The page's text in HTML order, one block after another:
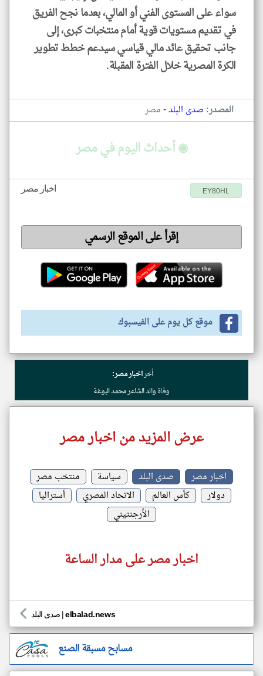
سواء على المستوى الفني أو المالي، بعدما نجح الفريق
في تقديم مستويات قوية أمام منتخبات كبرى، إلى
جانب تحقيق عائد مالي قياسي سيدعم خطط تطوير
الكرة المصرية خلال الفترة المقبلة.
المصدر: صدى البلد-مصر
◉ أحداث اليوم في مصر
اخبار مصر EY80HL
إقرأ على الموقع الرسمي
موقع كل يوم على الفيسبوك
أخراخبار مصر:
وفاة والد الشاعر محمد البوغة
عرض المزيد من اخبار مصر
اخبار مصر صدى البلد سياسة
منتخب مصر
دولار
كأس العالم الاتحاد المصري
أستراليا
الأرجنتيني
اخبار مصر على مدار الساعة
صدى البلد |elbalad.news
مسابح مسبقة الصنع